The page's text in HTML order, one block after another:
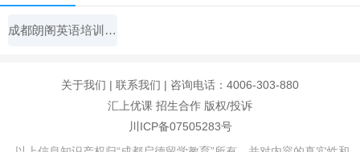
成都朗阁英语培训中心
关于我们 | 联系我们 | 咨询电话：4006-303-880
汇上优课 招生合作 版权/投诉
川ICP备07505283号